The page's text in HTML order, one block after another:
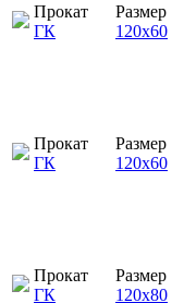
Прокат
ГК
Размер
120х60
Прокат
ГК
Размер
120х60
Прокат
ГК
Размер
120х80